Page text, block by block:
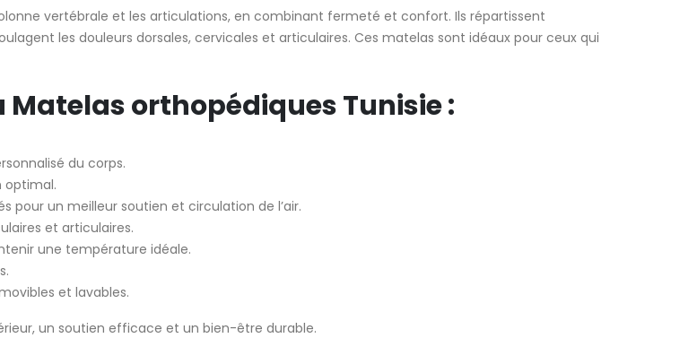
vertébrale et les articulations, en combinant fermeté et confort. Ils répartissent
les douleurs dorsales, cervicales et articulaires. Ces matelas sont idéaux pour ceux qui
orthopédiques Tunisie :
du corps.
optimal.
pour un meilleur soutien et circulation de l’air.
et articulaires.
une température idéale.
et lavables.
un soutien efficace et un bien-être durable.